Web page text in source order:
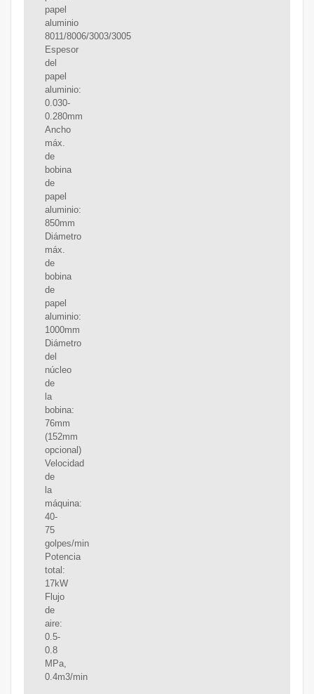
papel
aluminio
8011/8006/3003/3005
Espesor
del
papel
aluminio:
0.030-
0.280mm
Ancho
máx.
de
bobina
de
papel
aluminio:
850mm
Diámetro
máx.
de
bobina
de
papel
aluminio:
1000mm
Diámetro
del
núcleo
de
la
bobina:
76mm
(152mm
opcional)
Velocidad
de
la
máquina:
40-
75
golpes/min
Potencia
total:
17kW
Flujo
de
aire:
0.5-
0.8
MPa,
0.4m3/min